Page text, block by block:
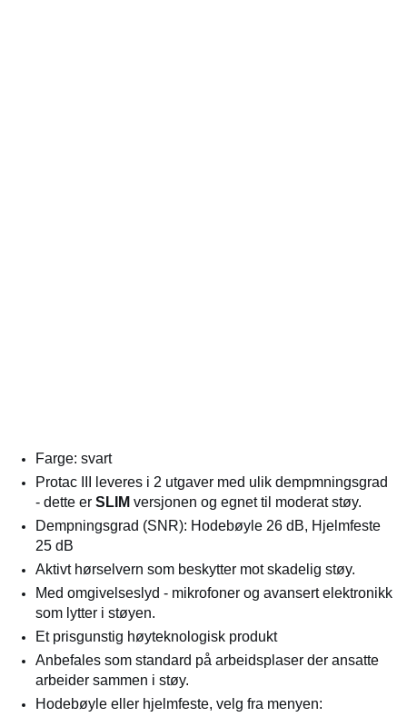
Farge: svart
Protac III leveres i 2 utgaver med ulik dempmningsgrad
- dette er SLIM versjonen og egnet til moderat støy.
Dempningsgrad (SNR): Hodebøyle 26 dB, Hjelmfeste
25 dB
Aktivt hørselvern som beskytter mot skadelig støy.
Med omgivelseslyd - mikrofoner og avansert elektronikk
som lytter i støyen.
Et prisgunstig høyteknologisk produkt
Anbefales som standard på arbeidsplaser der ansatte
arbeider sammen i støy.
Hodebøyle eller hjelmfeste, velg fra menyen: